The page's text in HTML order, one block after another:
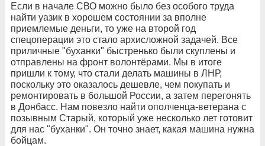
Если в начале СВО можно было без особого труда
найти уазик в хорошем состоянии за вполне
приемлемые деньги, то уже на второй год
спецоперации это стало архисложной задачей. Все
приличные "буханки" быстренько были скуплены и
отправлены на фронт волонтёрами. Мы в итоге
пришли к тому, что стали делать машины в ЛНР,
поскольку это оказалось дешевле, чем покупать и
ремонтировать в большой России, а затем перегонять
в Донбасс. Нам повезло найти ополченца-ветерана с
позывным Старый, который уже несколько лет готовит
для нас "буханки". Он точно знает, какая машина нужна
бойцам.